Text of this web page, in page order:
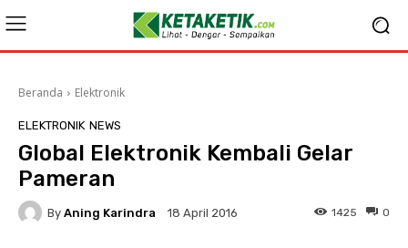
Beranda Elektronik
ELEKTRONIK NEWS
Global Elektronik Kembali Gelar
Pameran
By Aning Karindra 18 April 2016 0
1425